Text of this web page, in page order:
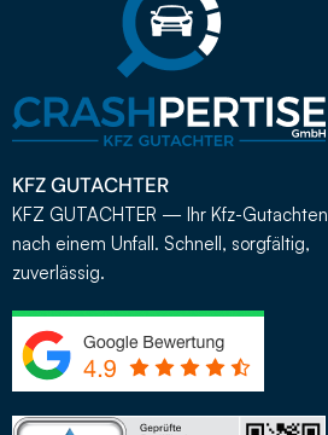
KFZ GUTACHTER
KFZ GUTACHTER — Ihr Kfz-Gutachten
nach einem Unfall. Schnell, sorgfältig,
zuverlässig.